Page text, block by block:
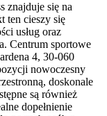
znajduje się na
ten cieszy się
usług oraz
Centrum sportowe
4, 30-060
nowoczesny
doskonale
są również
dopełnienie